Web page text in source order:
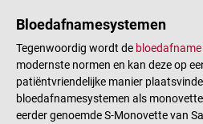
Bloedafnamesystemen
Tegenwoordig wordt de bloedafname
modernste normen en kan deze op
patiëntvriendelijke manier
bloedafnamesystemen als
eerder genoemde S-Monovette van